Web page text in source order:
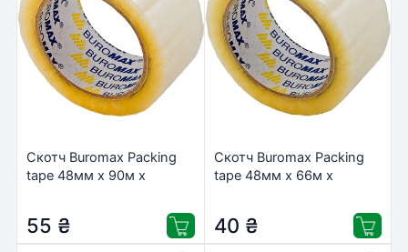
Скотч Buromax Packing
tape 48мм x 90м х
55 ₴
Скотч Buromax Packing
tape 48мм x 66м х
40 ₴